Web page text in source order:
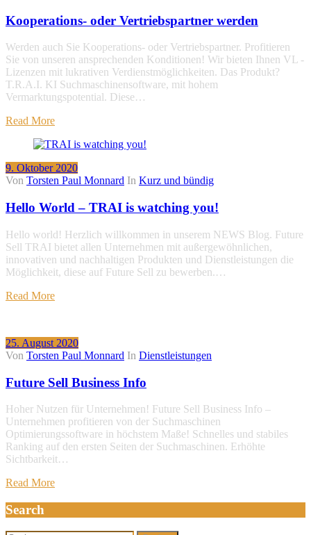
Kooperations- oder Vertriebspartner werden
Werden auch Sie Kooperations- oder Vertriebspartner. Profitieren
Sie von unseren ansprechenden Konditionen! Wir bieten Ihnen VL -
Lizenzen mit lukrativen Verdienstmöglichkeiten. Das Produkt?
T.R.A.I. KI Suchmaschinensoftware, mit hohem
Vermarktungspotential. Diese…
Read More
9. Oktober 2020
Von Torsten Paul Monnard In Kurz und bündig
Hello World – TRAI is watching you!
Hello world! Herzlich willkommen in unserem NEWS Blog. Future
Sell TRAI bietet allen Unternehmen mit außergewöhnlichen,
innovativen und nachhaltigen Produkten und Dienstleistungen die
Möglichkeit, diese auf Future Sell zu bewerben.…
Read More
25. August 2020
Von Torsten Paul Monnard In Dienstleistungen
Future Sell Business Info
Hoher Nutzen für Unternehmen! Future Sell Business Info –
Unternehmen profitieren von der Suchmaschinen
Optimierungssoftware in höchstem Maße! Schnelles und stabiles
Ranking auf den ersten Seiten der Suchmaschinen. Erhöhte
Sichtbarkeit…
Read More
Search